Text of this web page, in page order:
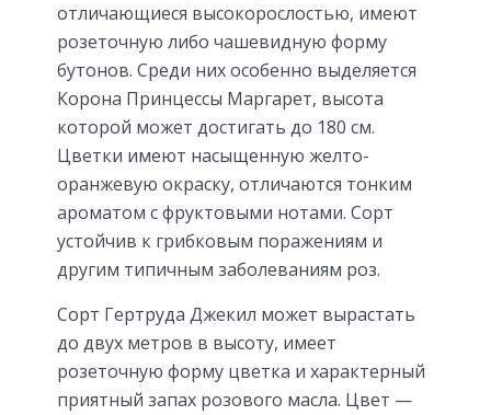
отличающиеся высокорослостью, имеют
розеточную либо чашевидную форму
бутонов. Среди них особенно выделяется
Корона Принцессы Маргарет, высота
которой может достигать до 180 см.
Цветки имеют насыщенную желто-
оранжевую окраску, отличаются тонким
ароматом с фруктовыми нотами. Сорт
устойчив к грибковым поражениям и
другим типичным заболеваниям роз.
Сорт Гертруда Джекил может вырастать
до двух метров в высоту, имеет
розеточную форму цветка и характерный
приятный запах розового масла. Цвет —